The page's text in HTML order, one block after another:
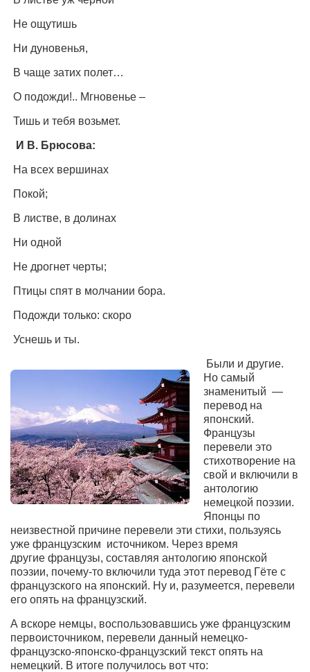
Конкурсы
Фестиваль. Конкурс «Колибри» 2017
Конкурс «Колибри» 2016
Конкурс «Колибри» 2015
Конкурс «Колибри» 2014
Литературный конкурс «Я люблю Украину»
Конкурс «Колибри — детям!» 2014
Конкурс «Колибри» 2013
Интервью
Афиша
Афиша Киев
Афиша Сумы
О нас
Не ощутишь
Ни дуновенья,
В чаще затих полет…
О подожди!.. Мгновенье –
Тишь и тебя возьмет.
И В. Брюсова:
На всех вершинах
Покой;
В листве, в долинах
Ни одной
Не дрогнет черты;
Птицы спят в молчании бора.
Подожди только: скоро
Уснешь и ты.
Были и другие.
Но самый
знаменитый —
перевод на
японский.
Французы
перевели это
стихотворение на
свой и включили в
антологию
немецкой поэзии.
Японцы по
неизвестной причине перевели эти стихи, пользуясь
уже французским источником. Через время
другие французы, составляя антологию японской
поэзии, почему-то включили туда этот перевод Гёте с
французского на японский. Ну и, разумеется, перевели
его опять на французский.
А вскоре немцы, воспользовавшись уже французским
первоисточником, перевели данный немецко-
французско-японско-французский текст опять на
немецкий. В итоге получилось вот что: